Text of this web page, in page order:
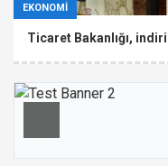
EKONOMİ
Ticaret Bakanlığı,